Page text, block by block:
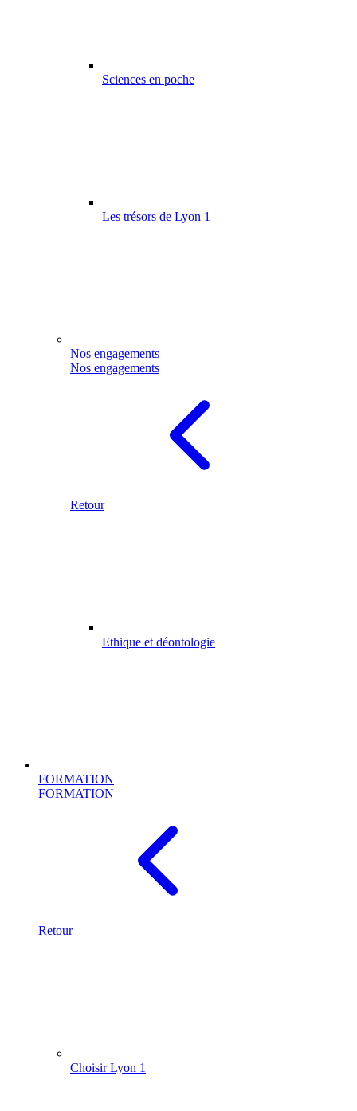
Sciences en poche
Les trésors de Lyon 1
Nos engagements
Nos engagements
Retour
Ethique et déontologie
FORMATION
FORMATION
Retour
Choisir Lyon 1